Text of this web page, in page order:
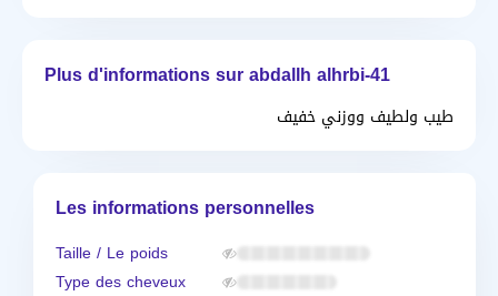
Plus d'informations sur abdallh alhrbi-41
طيب ولطيف ووزني خفيف
Les informations personnelles
Taille / Le poids
Type des cheveux